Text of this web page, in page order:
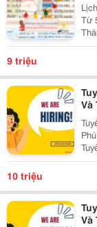
Từ 5.0 Đến
Tháng 07 1/ Ielts
13/07/2026
9 triệu
Và
Phú Trung Tâm Ngoại Ngữ Kiến Tạo C.e.t Thông Báo
Tuyển Dụng Cet
10 triệu
Và